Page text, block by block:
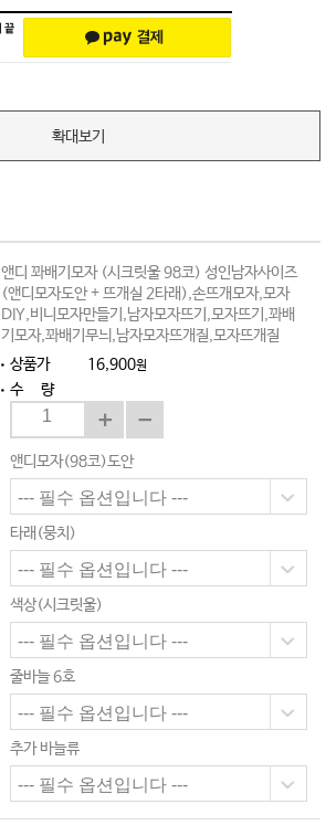
확대보기
앤디 꽈배기모자 (시크릿울 98코) 성인남자사이즈
(앤디모자도안 + 뜨개실 2타래),손뜨개모자,모자
DIY,비니모자만들기,남자모자뜨기,모자뜨기,꽈배
기모자,꽈배기무늬,남자모자뜨개질,모자뜨개질
상품가
16,900원
수 량
앤디모자(98코)도안
타래(뭉치)
색상(시크릿울)
줄바늘 6호
추가 바늘류